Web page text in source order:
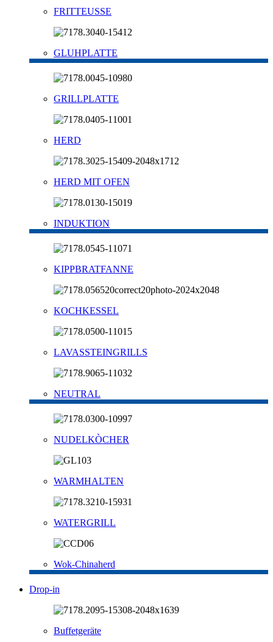
FRITTEUSSE
GLUHPLATTE
GRILLPLATTE
HERD
HERD MIT OFEN
INDUKTION
KIPPBRATFANNE
KOCHKESSEL
LAVASSTEINGRILLS
NEUTRAL
NUDELKÒCHER
WARMHALTEN
WATERGRILL
Wok-Chinaherd
Drop-in
Buffetgeräte